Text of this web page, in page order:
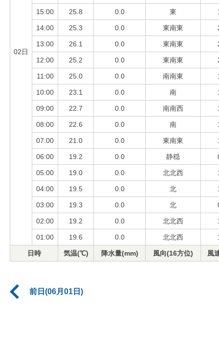
02日
15:00 25.8 0.0 東
14:00 25.3 0.0 東南東
13:00 26.1 0.0 東南東
12:00 25.2 0.0 東南東
11:00 25.0 0.0 南南東
10:00 23.1 0.0 南
09:00 22.7 0.0 南南西
08:00 22.6 0.0 南
07:00 21.0 0.0 東南東
06:00 19.2 0.0 静穏
05:00 19.0 0.0 北北西
04:00 19.5 0.0 北
03:00 19.3 0.0 北
02:00 19.2 0.0 北北西
01:00 19.6 0.0 北北西
日時 気温(℃) 降水量(mm) 風向(16方位) 風
前日(06月01日)